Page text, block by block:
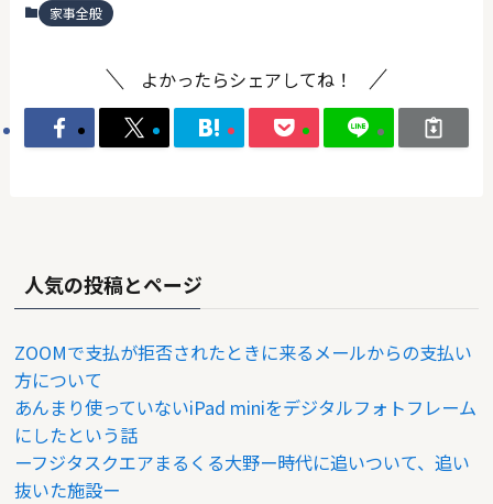
家事全般
よかったらシェアしてね！
人気の投稿とページ
ZOOMで支払が拒否されたときに来るメールからの支払い
方について
あんまり使っていないiPad miniをデジタルフォトフレーム
にしたという話
ーフジタスクエアまるくる大野ー時代に追いついて、追い
抜いた施設ー